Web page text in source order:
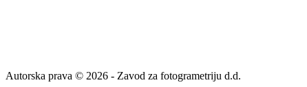
Autorska prava © 2026 - Zavod za fotogrametriju d.d.